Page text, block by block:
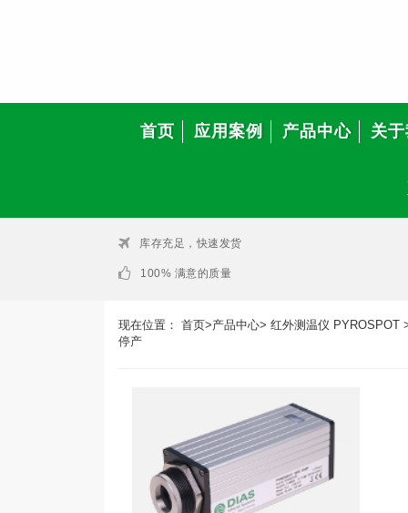
首页 应用案例 产品中心 关
库存充足，快速发货
100% 满意的质量
现在位置： 首页>产品中心> 红外测温仪 PYROSPOT
停产